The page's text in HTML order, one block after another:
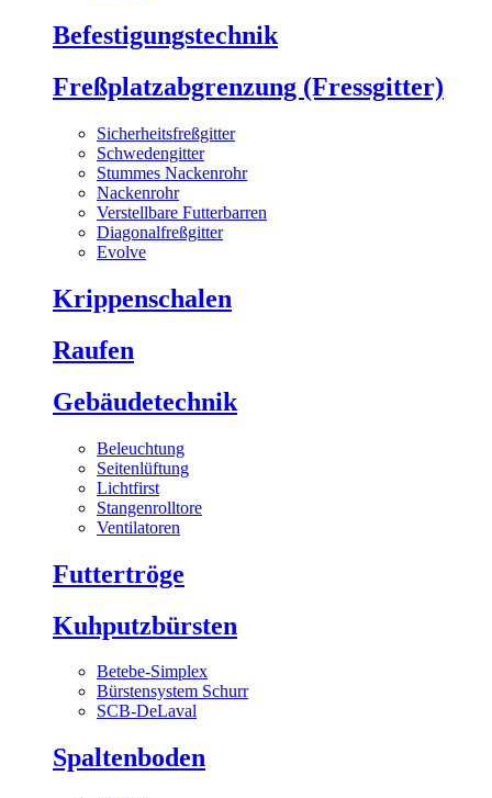
Befestigungstechnik
Freßplatzabgrenzung (Fressgitter)
Sicherheitsfreßgitter
Schwedengitter
Stummes Nackenrohr
Nackenrohr
Verstellbare Futterbarren
Diagonalfreßgitter
Evolve
Krippenschalen
Raufen
Gebäudetechnik
Beleuchtung
Seitenlüftung
Lichtfirst
Stangenrolltore
Ventilatoren
Futtertröge
Kuhputzbürsten
Betebe-Simplex
Bürstensystem Schurr
SCB-DeLaval
Spaltenboden